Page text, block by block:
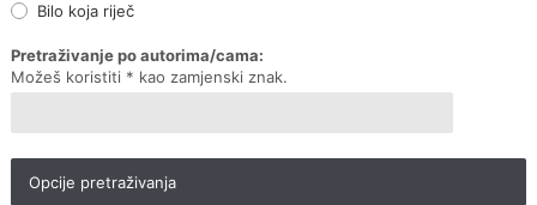
Bilo koja riječ
Pretraživanje po autorima/cama:
Možeš koristiti * kao zamjenski znak.
Opcije pretraživanja